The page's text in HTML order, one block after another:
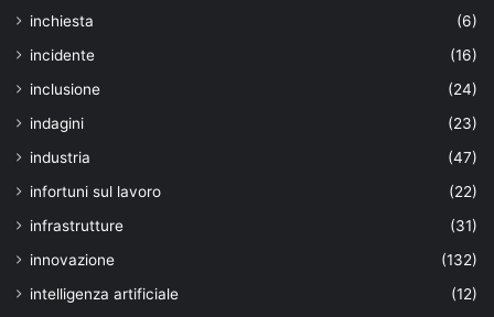
inchiesta
(6)
incidente
(16)
inclusione
(24)
indagini
(23)
industria
(47)
infortuni sul lavoro
(22)
infrastrutture
(31)
innovazione
(132)
intelligenza artificiale
(12)